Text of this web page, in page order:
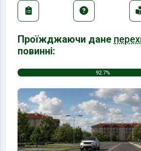
Проїжджаючи дане
повинні:
92.7%